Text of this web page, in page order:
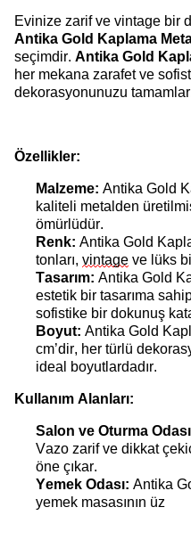
Evinize zarif ve vintage bir
Antika Gold Kaplama
seçimdir. Antika Gold
her mekana zarafet ve
dekorasyonunuzu
Özellikler:
Malzeme: Antika Gold
kaliteli metalden
ömürlüdür.
Renk: Antika Gold
tonları, vintage ve lüks
Tasarım: Antika Gold
estetik bir tasarıma
sofistike bir dokunuş
Boyut: Antika Gold
cm’dir, her türlü
ideal boyutlardadır.
Kullanım Alanları:
Salon ve Oturma
Vazo zarif ve dikkat
öne çıkar.
Yemek Odası: Antika
yemek masasının üz